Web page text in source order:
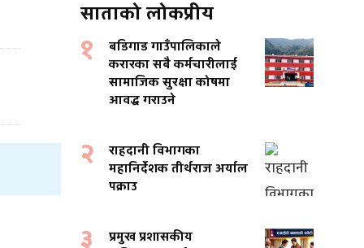
साताको लोकप्रीय
१
बडिगाड गाउँपालिकाले
करारका सबै कर्मचारीलाई
सामाजिक सुरक्षा कोषमा
आवद्ध गराउने
२
राहदानी विभागका
महानिर्देशक तीर्थराज अर्याल
पक्राउ
प्रमुख प्रशासकीय